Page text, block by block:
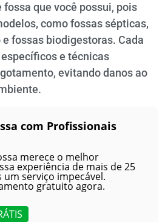
que você possui, pois
como fossas sépticas,
fossas biodigestoras. Cada
e técnicas
evitando danos ao
com Profissionais
merece o melhor
experiência de mais de 25
serviço impecável.
gratuito agora.